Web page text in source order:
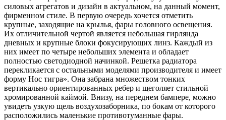
силовых агрегатов и дизайн в актуальном, на данный момент,
фирменном стиле. В первую очередь хочется отметить
крупные, заходящие на крылья, фары головного освещения.
Их отличительной чертой является небольшая гирлянда
дневных и крупные блоки фокусирующих линз. Каждый из
них имеет по четыре небольших элемента и обладает
полностью светодиодной начинкой. Решетка радиатора
перекликается с остальными моделями производителя и имеет
форму Нос тигра». Она забрана множеством тонких
вертикально ориентированных ребер и щеголяет стильной
хромированной каймой. Внизу, на переднем бампере, можно
увидеть узкую щель воздухозаборника, по бокам от которого
расположились маленькие противотуманные фары.